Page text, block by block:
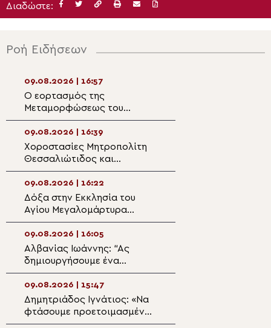
Διαδώστε:
Ροή Ειδήσεων
09.08.2026 | 16:57
Ο εορτασμός της
Μεταμορφώσεως του
Σωτήρος στην Κάλυμνο
09.08.2026 | 16:39
Χοροστασίες Μητροπολίτη
Θεσσαλιώτιδος και
Φαναριοφερσάλων
09.08.2026 | 16:22
Δόξα στην Εκκλησία του
Αγίου Μεγαλομάρτυρα
Παντελεήμονα στο Μίριεβο
09.08.2026 | 16:05
Αλβανίας Ιωάννης: “Ας
δημιουργήσουμε ένα
πνευματικό περιβάλλον στην
οικογένεια για να μην
μολυνθούν τα παιδιά μας”
09.08.2026 | 15:47
Δημητριάδος Ιγνάτιος: «Να
φτάσουμε προετοιμασμένοι
στο Πάσχα του καλοκαιριού»